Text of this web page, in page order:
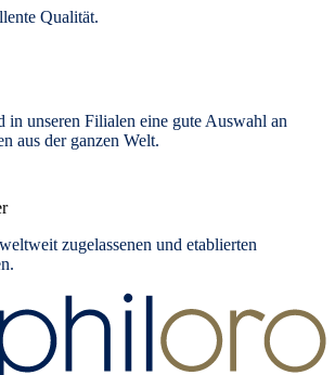
Qualität.
in unseren Filialen eine gute Auswahl an
aus der ganzen Welt.
zugelassenen und etablierten